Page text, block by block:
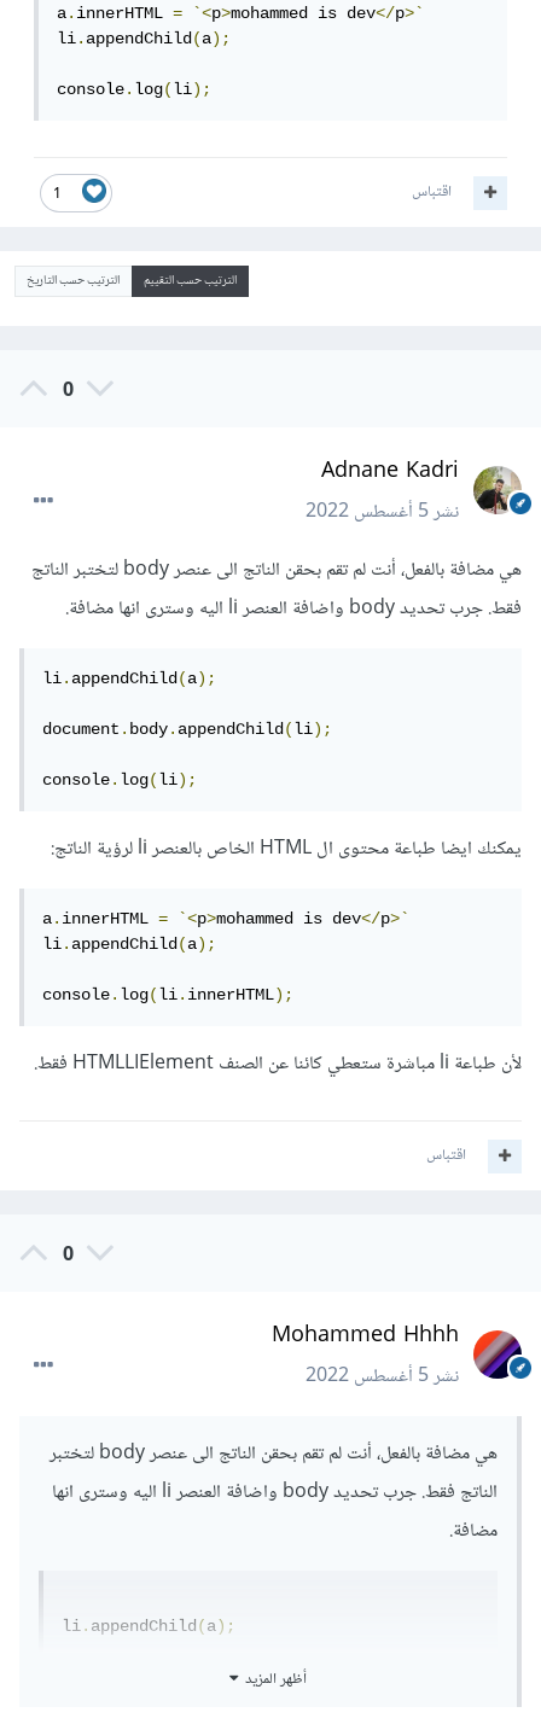
a.innerHTML = `<p>mohammed is dev</p>`
li.appendChild(a);
console.log(li);
1 اقتباس
الترتيب حسب التقييم الترتيب حسب التاريخ
0
Adnane Kadri
نشر5 أغسطس 2022
هي مضافة بالفعل، أنت لم تقم بحقن الناتج الى عنصر body لتختبر الناتج
فقط. جرب تحديد body واضافة العنصر li اليه وسترى انها مضافة.
li.appendChild(a);
document.body.appendChild(li);
console.log(li);
يمكنك ايضا طباعة محتوى ال HTML الخاص بالعنصر li لرؤية الناتج:
a.innerHTML = `<p>mohammed is dev</p>`
li.appendChild(a);
console.log(li.innerHTML);
لأن طباعة li مباشرة ستعطي كائنا عن الصنف HTMLLIElement فقط.
اقتباس
0
Mohammed Hhhh
نشر5 أغسطس 2022
هي مضافة بالفعل، أنت لم تقم بحقن الناتج الى عنصر body لتختبر
الناتج فقط. جرب تحديد body واضافة العنصر li اليه وسترى انها
مضافة.
li.appendChild(a);
appendChild
أظهر المزيد